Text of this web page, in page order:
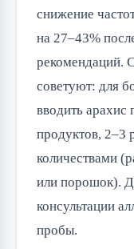
снижение
на 27–43%
рекомендаций.
советуют: для
вводить арахис
продуктов, 2–3
количествами
или порошок).
консультации
пробы.